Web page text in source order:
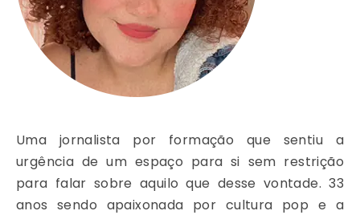
Uma jornalista por formação que sentiu a
urgência de um espaço para si sem restrição
para falar sobre aquilo que desse vontade. 33
anos sendo apaixonada por cultura pop e a